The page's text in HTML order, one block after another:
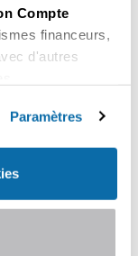
Compte
financeurs,
d'autres
", vous
Paramètres
459.00
459